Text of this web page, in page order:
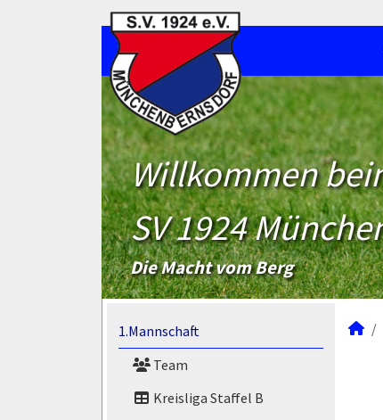
Willkommen
SV 1924
Die Macht vom Berg
1.Mannschaft
Team
Kreisliga Staffel B